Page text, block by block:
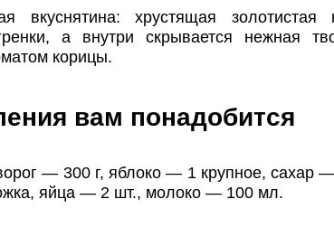
вкуснятина: хрустящая золотистая
а внутри скрывается нежная
корицы.
вам понадобится
— 300 г, яблоко — 1 крупное, сахар —
яйца — 2 шт., молоко — 100 мл.